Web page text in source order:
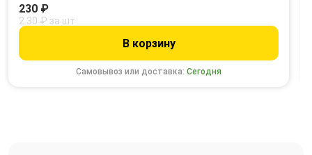
Самовывоз или доставка:Сегодня
230 ₽
2.30 ₽ за шт
В корзину